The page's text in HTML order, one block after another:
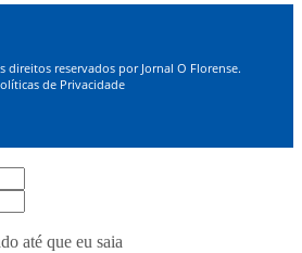
direitos reservados por Jornal O Florense.
de Privacidade
até que eu saia